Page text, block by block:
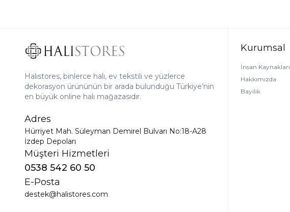
Halıstores, binlerce halı, ev tekstili ve yüzlerce
dekorasyon ürününün bir arada bulunduğu Türkiye’nin
en büyük online halı mağazasıdır.
Adres
Hürriyet Mah. Süleyman Demirel Bulvarı No:18-A28
İzdep Depoları
Müşteri Hizmetleri
0538 542 60 50
E-Posta
destek@halistores.com
Kurumsal
İnsan Kaynakları
Hakkımızda
Bayilik